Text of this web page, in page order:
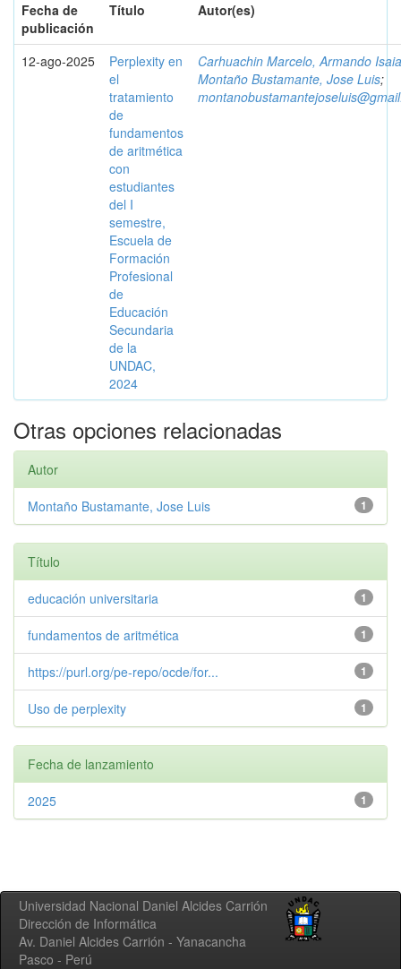
Fecha de
publicación
Título Autor(es)
12-ago-2025
Perplexity en
el
tratamiento
de
fundamentos
de aritmética
con
estudiantes
del I
semestre,
Escuela de
Formación
Profesional
de
Educación
Secundaria
de la
UNDAC,
2024
Carhuachin Marcelo, Armando
Montaño Bustamante, Jose Luis;
Otras opciones relacionadas
Autor
1
Montaño Bustamante, Jose Luis
Título
1
educación universitaria
1
fundamentos de aritmética
1
https://purl.org/pe-repo/ocde/for...
1
Uso de perplexity
Fecha de lanzamiento
1
2025
Universidad Nacional Daniel Alcides Carrión
Dirección de Informática
Av. Daniel Alcides Carrión - Yanacancha
Pasco - Perú